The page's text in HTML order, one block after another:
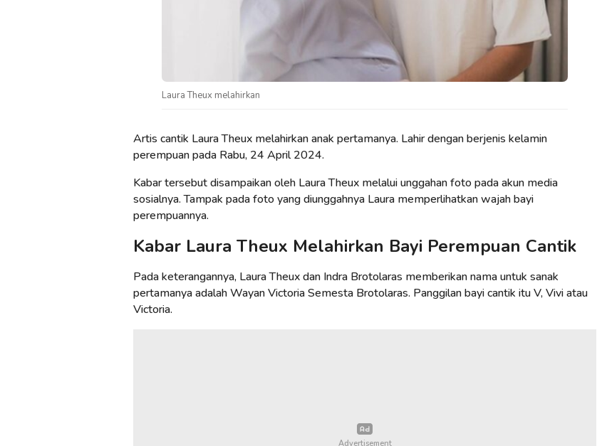
Laura Theux melahirkan
Artis cantik Laura Theux melahirkan anak pertamanya. Lahir dengan berjenis kelamin
perempuan pada Rabu, 24 April 2024.
Kabar tersebut disampaikan oleh Laura Theux melalui unggahan foto pada akun media
sosialnya. Tampak pada foto yang diunggahnya Laura memperlihatkan wajah bayi
perempuannya.
Kabar Laura Theux Melahirkan Bayi Perempuan Cantik
Pada keterangannya, Laura Theux dan Indra Brotolaras memberikan nama untuk sanak
pertamanya adalah Wayan Victoria Semesta Brotolaras. Panggilan bayi cantik itu V, Vivi atau
Victoria.